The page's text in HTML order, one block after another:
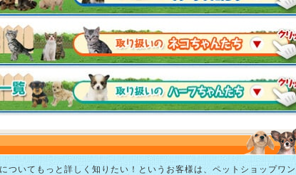
ついてもっと詳しく知りたい！というお客様は、ペットショップワン